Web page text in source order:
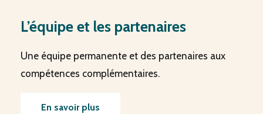
L’équipe et les partenaires
Une équipe permanente et des partenaires aux
compétences complémentaires.
En savoir plus